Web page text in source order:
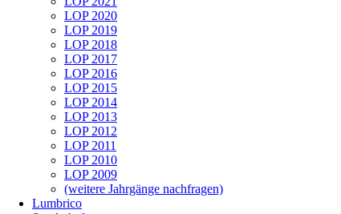
LOP 2020
LOP 2019
LOP 2018
LOP 2017
LOP 2016
LOP 2015
LOP 2014
LOP 2013
LOP 2012
LOP 2011
LOP 2010
LOP 2009
(weitere Jahrgänge nachfragen)
Lumbrico